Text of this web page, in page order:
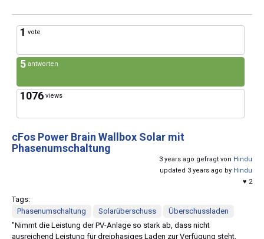
1 vote
5 antworten
1076 views
cFos Power Brain Wallbox Solar mit
Phasenumschaltung
3 years ago gefragt von Hindu
updated 3 years ago by Hindu
♥ 2
Tags:
Phasenumschaltung
Solarüberschuss
Überschussladen
"Nimmt die Leistung der PV-Anlage so stark ab, dass nicht
ausreichend Leistung für dreiphasiges Laden zur Verfügung steht,